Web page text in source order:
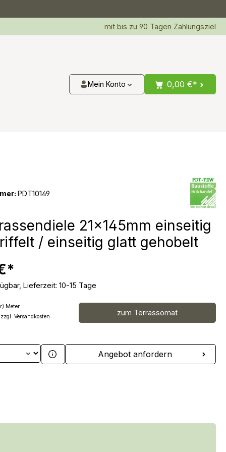
mit bis zu 90 Tagen Zahlungsziel
Mein Konto 0,00 €*
PDT10149
21x145mm einseitig
/ einseitig glatt gehobelt
Lieferzeit: 10-15 Tage
Meter
Versandkosten
zum Terrassomat
Anzahl: Gib den gewünschten Wert
Angebot anfordern